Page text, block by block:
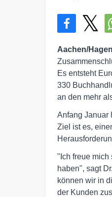
Aachen/
Es entsteht
330
an den mehr
Anfang Januar
Ziel ist es,
"Ich freue mich
haben", sagt
können wir in
der Kunden